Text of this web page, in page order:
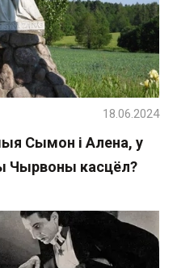
Сымон і Алена, у
Чырвоны касцёл?
18.06.2024